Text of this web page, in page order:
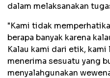
dalam melaksanakan
"Kami tidak
berapa banyak karena
Kalau kami dari etik,
menerima sesuatu yang
menyalahgunakan